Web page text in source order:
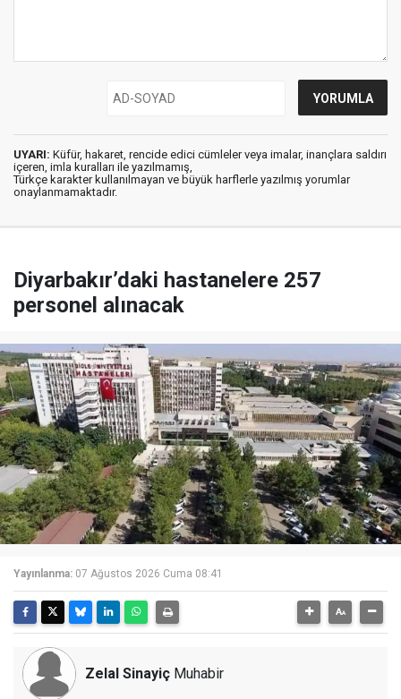
UYARI: Küfür, hakaret, rencide edici cümleler veya imalar, inançlara saldırı
içeren, imla kuralları ile yazılmamış,
Türkçe karakter kullanılmayan ve büyük harflerle yazılmış yorumlar
onaylanmamaktadır.
Diyarbakır’daki hastanelere 257
personel alınacak
Yayınlanma: 07 Ağustos 2026 Cuma 08:41
Zelal Sinayiç Muhabir